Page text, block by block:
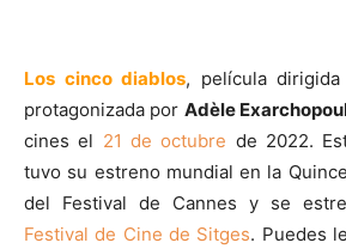
Los cinco diablos, película
protagonizada por Adèle
cines el 21 de octubre de 2022.
tuvo su estreno mundial en la
del Festival de Cannes y se
Festival de Cine de Sitges. Puedes